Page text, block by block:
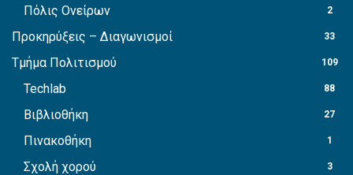
Πόλις Ονείρων 2
Προκηρύξεις – Διαγωνισμοί 33
Τμήμα Πολιτισμού 109
Techlab 88
Βιβλιοθήκη 27
Πινακοθήκη 1
Σχολή χορού 3